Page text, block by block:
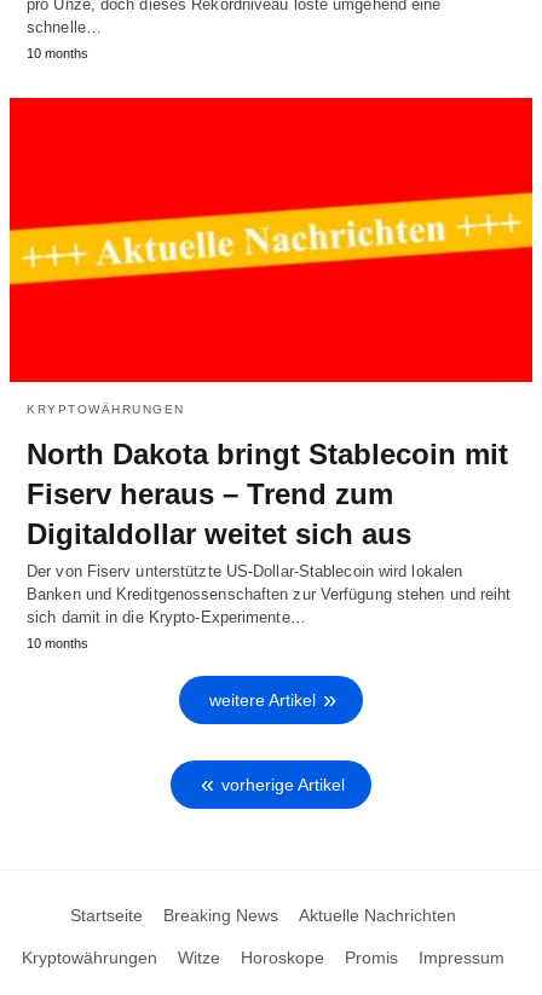
pro Unze, doch dieses Rekordniveau löste umgehend eine
schnelle…
10 months
KRYPTOWÄHRUNGEN
North Dakota bringt Stablecoin mit
Fiserv heraus – Trend zum
Digitaldollar weitet sich aus
Der von Fiserv unterstützte US-Dollar-Stablecoin wird lokalen
Banken und Kreditgenossenschaften zur Verfügung stehen und reiht
sich damit in die Krypto-Experimente…
10 months
weitere Artikel
vorherige Artikel
Startseite Breaking News Aktuelle Nachrichten
Kryptowährungen Witze Horoskope Promis Impressum